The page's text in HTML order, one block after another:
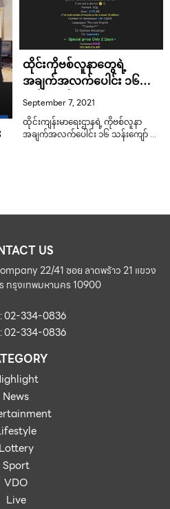
ထိုင်းကိုဗစ်လူနာတွေရဲ့
အချက်အလက်ပေါင်း ၁၆
သန်းကျော် Hack ခံခဲ့ရ
September 7, 2021
ထိုင်းကျန်းမာရေးဌာနရဲ့ ကိုဗစ်လူနာ
အချက်အလက်ပေါင်း ၁၆ သန်းကျော် …
US
22/41 ซอย ลาดพร้าว 21 แขวง
กรุงเทพมหานคร 10900
02-334-0836
: 02-334-0836
News
Lottery
Sport
VDO
Live